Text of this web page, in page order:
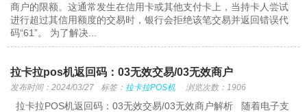
商户的限额。这通常发生在信用卡或其他支付卡上，当持卡人尝试
进行超过其信用额度的交易时，银行会拒绝该笔交易并返回错误代
码“61”。 为了解决...
拉卡拉pos机返回码：03无效交易/03无效商户
发布时间：2024/03/27 标签： 拉卡拉POS机 浏览次数：1906
拉卡拉POS机返回码：03无效交易/03无效商户解析 随着电子支